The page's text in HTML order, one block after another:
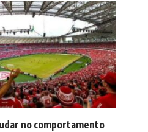
no comportamento